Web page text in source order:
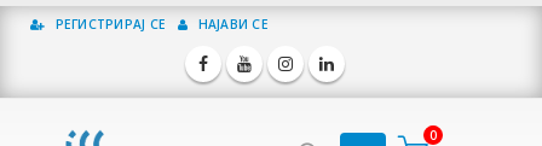
РЕГИСТРИРАЈ СЕ НАЈАВИ СЕ
0